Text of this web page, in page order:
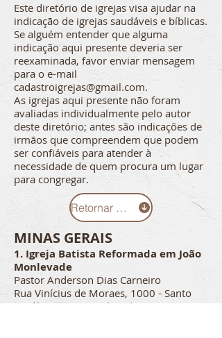
Este diretório de igrejas visa ajudar na
indicação de igrejas saudáveis e bíblicas.
Se alguém entender que alguma
indicação aqui presente deveria ser
reexaminada, favor enviar mensagem
para o e-mail
cadastroigrejas@gmail.com.
As igrejas aqui presente não foram
avaliadas individualmente pelo autor
deste diretório; antes são indicações de
irmãos que compreendem que podem
ser confiáveis para atender à
necessidade de quem procura um lugar
para congregar.
Retornar ao menu de estados
MINAS GERAIS
1. Igreja Batista Reformada em João
Monlevade
Pastor Anderson Dias Carneiro
Rua Vinícius de Moraes, 1000 - Santo
Hipólito - João Monlevade